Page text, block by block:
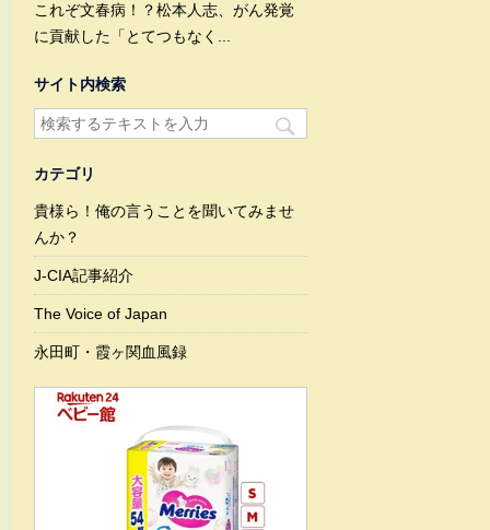
これぞ文春病！？松本人志、がん発覚
に貢献した「とてつもなく...
サイト内検索
カテゴリ
貴様ら！俺の言うことを聞いてみませ
んか？
J-CIA記事紹介
The Voice of Japan
永田町・霞ヶ関血風録